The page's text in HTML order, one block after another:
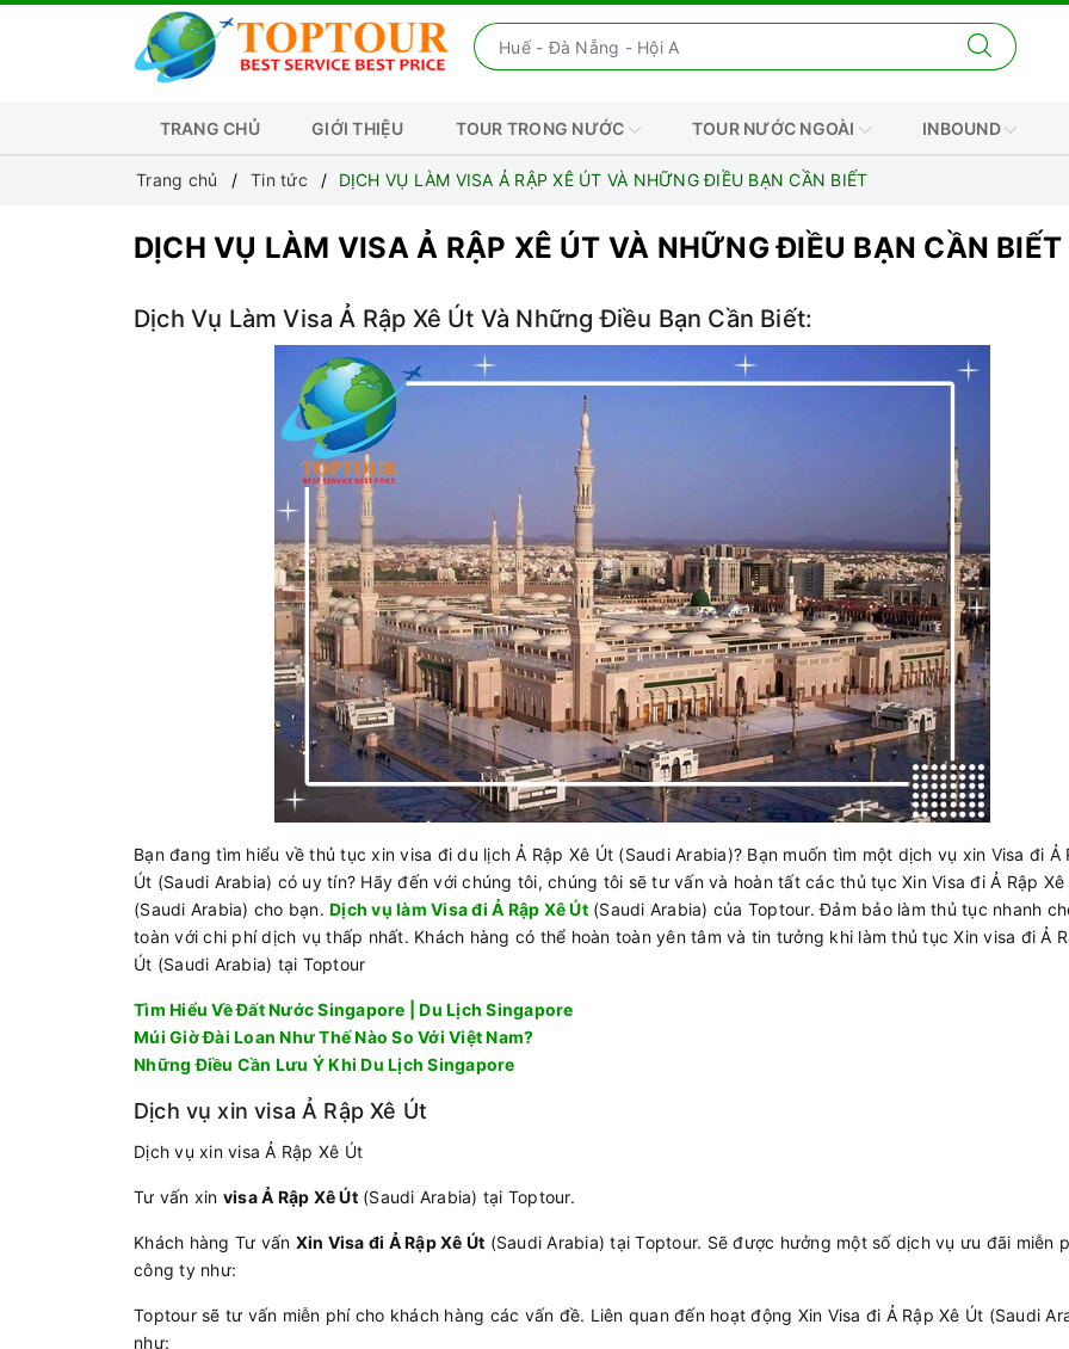
TRANG CHỦ GIỚI THIỆU TOUR TRONG NƯỚC TOUR NƯỚC NGOÀI INBOUND
Trang chủ Tin tức DỊCH VỤ LÀM VISA Ả RẬP XÊ ÚT VÀ NHỮNG ĐIỀU BẠN CẦN BIẾT
DỊCH VỤ LÀM VISA Ả RẬP XÊ ÚT VÀ NHỮNG ĐIỀU BẠN CẦN BIẾT
Dịch Vụ Làm Visa Ả Rập Xê Út Và Những Điều Bạn Cần Biết:
Bạn đang tìm hiểu về thủ tục xin visa đi du lịch Ả Rập Xê Út (Saudi Arabia)? Bạn muốn tìm một dịch vụ xin Visa đi Ả
Út (Saudi Arabia) có uy tín? Hãy đến với chúng tôi, chúng tôi sẽ tư vấn và hoàn tất các thủ tục Xin Visa đi Ả Rập Xê
(Saudi Arabia) cho bạn. Dịch vụ làm Visa đi Ả Rập Xê Út(Saudi Arabia) của Toptour. Đảm bảo làm thủ tục nhanh
toàn với chi phí dịch vụ thấp nhất. Khách hàng có thể hoàn toàn yên tâm và tin tưởng khi làm thủ tục Xin visa đi Ả
Út (Saudi Arabia) tại Toptour
Tìm Hiểu Về Đất Nước Singapore | Du Lịch Singapore
Múi Giờ Đài Loan Như Thế Nào So Với Việt Nam?
Những Điều Cần Lưu Ý Khi Du Lịch Singapore
Dịch vụ xin visa Ả Rập Xê Út
Dịch vụ xin visa Ả Rập Xê Út
Tư vấn xin visa Ả Rập Xê Út(Saudi Arabia) tại Toptour.
Khách hàng Tư vấn Xin Visa đi Ả Rập Xê Út (Saudi Arabia) tại Toptour. Sẽ được hưởng một số dịch vụ ưu đãi miễn
công ty như:
Toptour sẽ tư vấn miễn phí cho khách hàng các vấn đề. Liên quan đến hoạt động Xin Visa đi Ả Rập Xê Út (Saudi
như: